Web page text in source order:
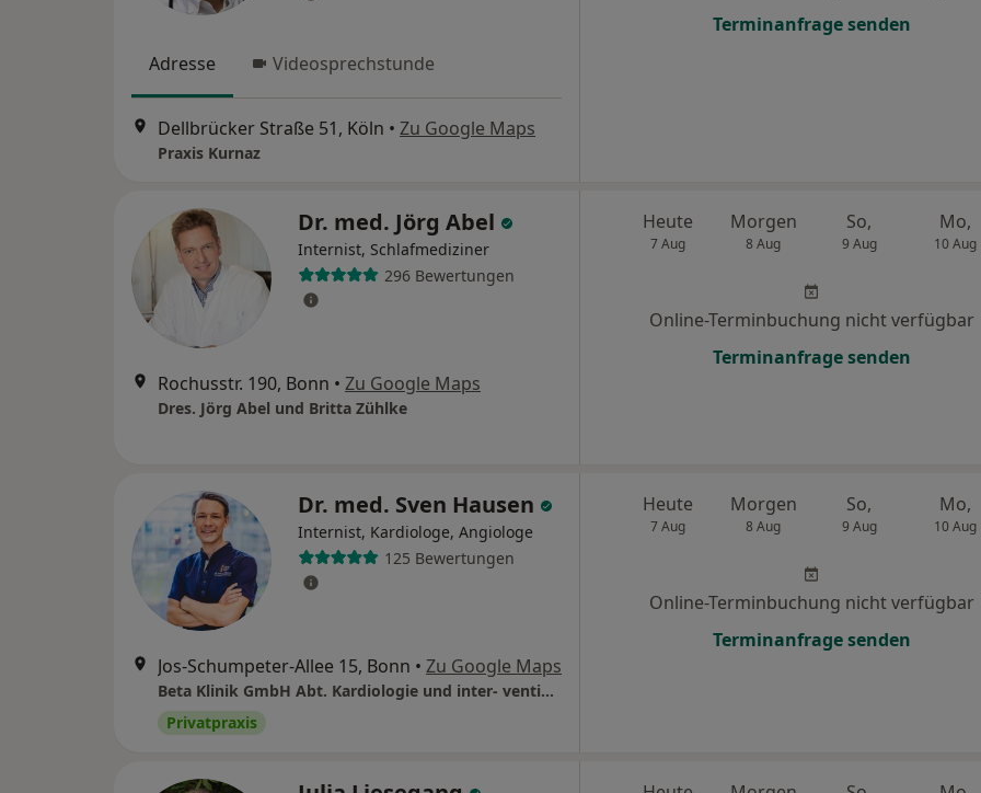
Adresse Videosprechstunde
Dellbrücker Straße 51, Köln • Zu Google Maps
Praxis Kurnaz
Terminanfrage senden
Dr. med. Jörg Abel
Internist, Schlafmediziner
296 Bewertungen
Rochusstr. 190, Bonn • Zu Google Maps
Dres. Jörg Abel und Britta Zühlke
Heute
7 Aug
Morgen
8 Aug
So,
9 Aug
Mo,
10 Aug
Online-Terminbuchung nicht verfügbar
Terminanfrage senden
Dr. med. Sven Hausen
Internist, Kardiologe, Angiologe
125 Bewertungen
Jos-Schumpeter-Allee 15, Bonn • Zu Google Maps
Beta Klinik GmbH Abt. Kardiologie und inter- ventionelle Kardiologie
Privatpraxis
Heute
7 Aug
Morgen
8 Aug
So,
9 Aug
Mo,
10 Aug
Online-Terminbuchung nicht verfügbar
Terminanfrage senden